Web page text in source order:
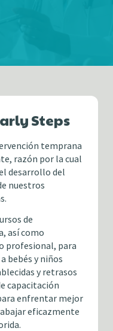
Steps
temprana
razón por la cual
desarrollo del
nuestros
de
así como
profesional, para
bebés y niños
y retrasos
capacitación
enfrentar mejor
eficazmente